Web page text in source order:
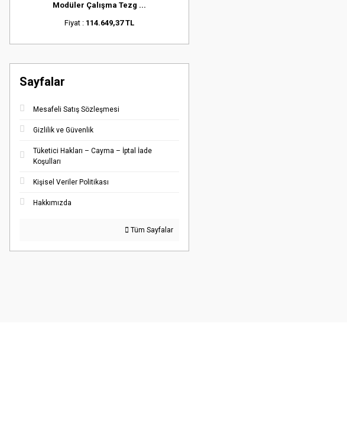
Modüler Çalışma Tezg ...
Fiyat : 114.649,37 TL
Sayfalar
Mesafeli Satış Sözleşmesi
Gizlilik ve Güvenlik
Tüketici Hakları – Cayma – İptal İade
Koşulları
Kişisel Veriler Politikası
Hakkımızda
Tüm Sayfalar